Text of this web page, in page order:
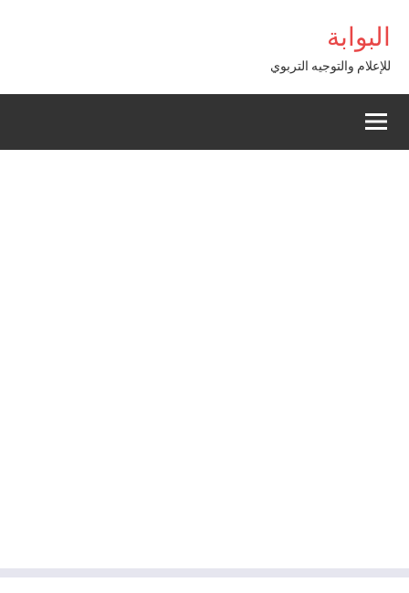
contenu
البوابة
للإعلام والتوجيه التربوي